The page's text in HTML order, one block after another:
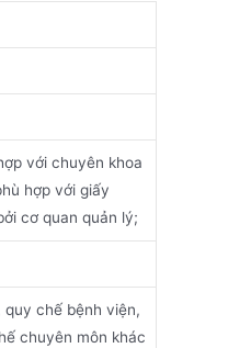
với chuyên khoa
hợp với giấy
cơ quan quản lý;
chế bệnh viện,
chuyên môn khác